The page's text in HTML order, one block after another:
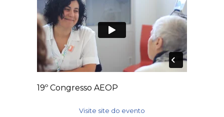
19º Congresso AEOP
Visite site do evento